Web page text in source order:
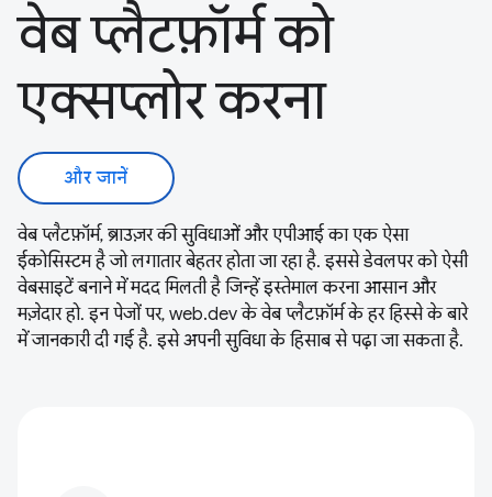
वेब प्लैटफ़ॉर्म को
एक्सप्लोर करना
और जानें
वेब प्लैटफ़ॉर्म, ब्राउज़र की सुविधाओं और एपीआई का एक ऐसा
ईकोसिस्टम है जो लगातार बेहतर होता जा रहा है. इससे डेवलपर को ऐसी
वेबसाइटें बनाने में मदद मिलती है जिन्हें इस्तेमाल करना आसान और
मज़ेदार हो. इन पेजों पर, web.dev के वेब प्लैटफ़ॉर्म के हर हिस्से के बारे
में जानकारी दी गई है. इसे अपनी सुविधा के हिसाब से पढ़ा जा सकता है.